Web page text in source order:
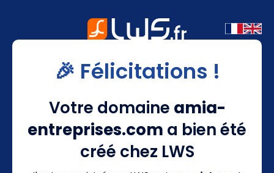
🎉 Félicitations !
Votre domaine amia-
entreprises.com a bien été
créé chez LWS